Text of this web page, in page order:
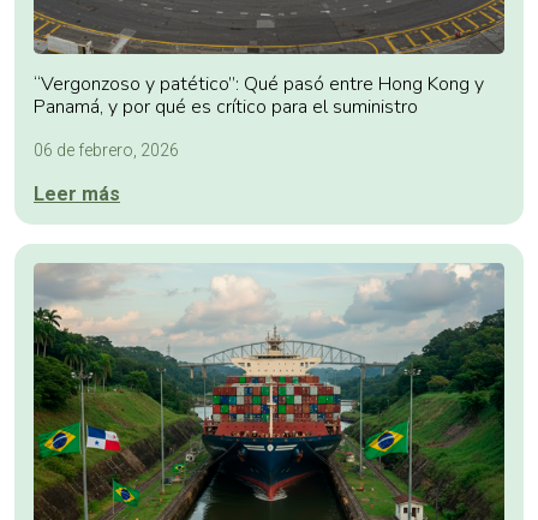
“Vergonzoso y patético”: Qué pasó entre Hong Kong y
Panamá, y por qué es crítico para el suministro
06 de febrero, 2026
Leer más